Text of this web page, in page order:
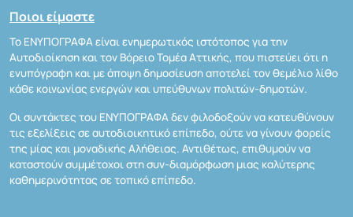
Ποιοι είμαστε
Το ΕΝΥΠΟΓΡΑΦΑ είναι ενημερωτικός ιστότοπος για την
Αυτοδιοίκηση και τον Βόρειο Τομέα Αττικής, που πιστεύει ότι η
ενυπόγραφη και με άποψη δημοσίευση αποτελεί τον θεμέλιο λίθο
κάθε κοινωνίας ενεργών και υπεύθυνων πολιτών-δημοτών.
Οι συντάκτες του ΕΝΥΠΟΓΡΑΦΑ δεν φιλοδοξούν να κατευθύνουν
τις εξελίξεις σε αυτοδιοικητικό επίπεδο, ούτε να γίνουν φορείς
της μίας και μοναδικής Αλήθειας. Αντιθέτως, επιθυμούν να
καταστούν συμμέτοχοι στη συν-διαμόρφωση μιας καλύτερης
καθημερινότητας σε τοπικό επίπεδο.